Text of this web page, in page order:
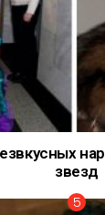
звезд